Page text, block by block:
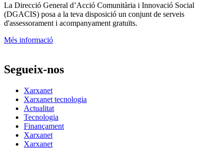
La Direcció General d’Acció Comunitària i Innovació Social
(DGACIS) posa a la teva disposició un conjunt de serveis
d'assessorament i acompanyament gratuïts.
Més informació
Segueix-nos
Xarxanet
Xarxanet tecnologia
Actualitat
Tecnologia
Finançament
Xarxanet
Xarxanet